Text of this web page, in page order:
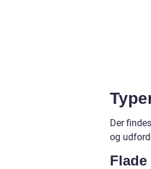
Der
og
Flade